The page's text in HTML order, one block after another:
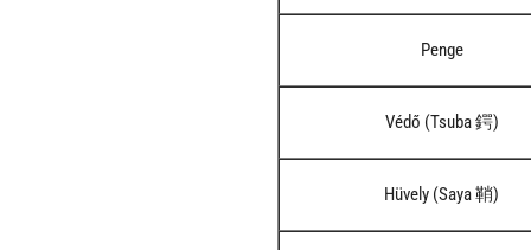
Penge
Védő (Tsuba 鍔)
Hüvely (Saya 鞘)